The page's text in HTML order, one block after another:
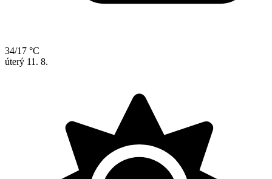
34/17 °C
úterý 11. 8.